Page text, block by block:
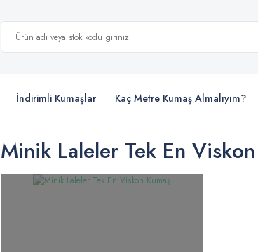
İndirimli Kumaşlar Kaç Metre Kumaş Almalıyım?
Minik Laleler Tek En